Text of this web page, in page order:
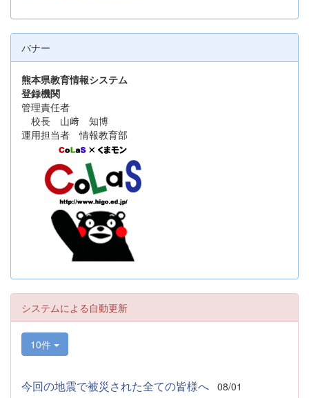
バナー
熊本県教育情報システム
登録機関
管理責任者
校長 山﨑 知博
運用担当者 情報教育部
システムによる自動更新
10件
今回の地震で被災された全ての皆様へ 08/01